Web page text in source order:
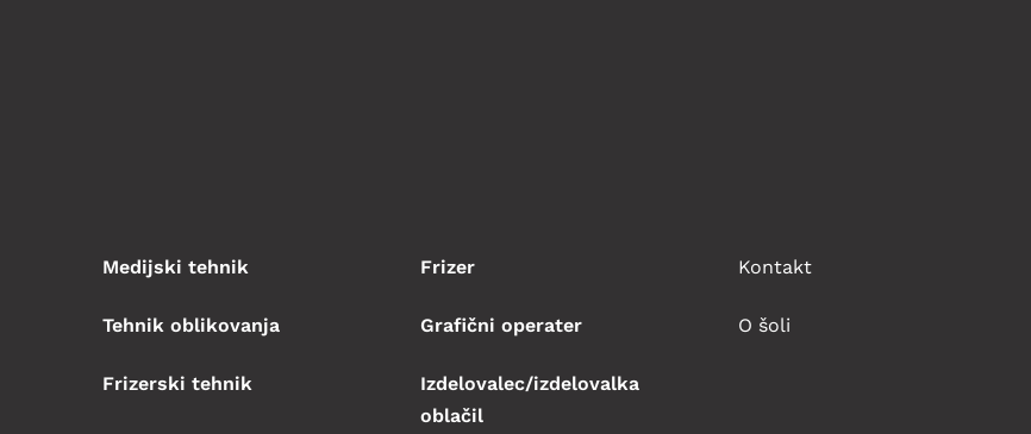
Medijski tehnik
Tehnik oblikovanja
Frizerski tehnik
Frizer
Grafični operater
Izdelovalec/izdelovalka
oblačil
Kontakt
O šoli